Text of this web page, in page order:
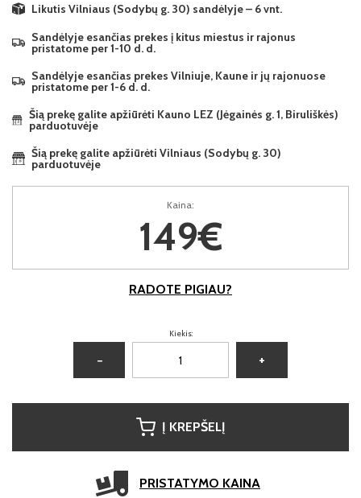
Likutis Vilniaus (Sodybų g. 30) sandėlyje – 6 vnt.
Sandėlyje esančias prekes į kitus miestus ir rajonus
pristatome per 1-10 d. d.
Sandėlyje esančias prekes Vilniuje, Kaune ir jų rajonuose
pristatome per 1-6 d. d.
Šią prekę galite apžiūrėti Kauno LEZ (Jėgainės g. 1, Biruliškės)
parduotuvėje
Šią prekę galite apžiūrėti Vilniaus (Sodybų g. 30)
parduotuvėje
Kaina:
149€
RADOTE PIGIAU?
Kiekis:
− +
Į KREPŠELĮ
PRISTATYMO KAINA